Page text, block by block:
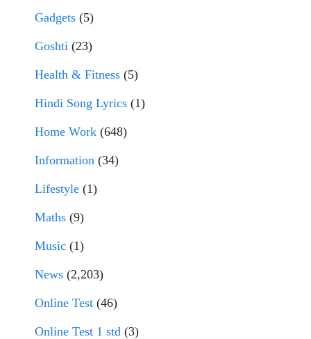
Gadgets (5)
Goshti (23)
Health & Fitness (5)
Hindi Song Lyrics (1)
Home Work (648)
Information (34)
Lifestyle (1)
Maths (9)
Music (1)
News (2,203)
Online Test (46)
Online Test 1 std (3)